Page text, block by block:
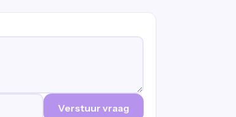
Verstuur vraag